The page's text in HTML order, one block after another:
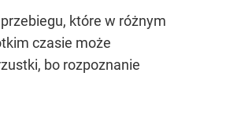
które w różnym
czasie może
bo rozpoznanie